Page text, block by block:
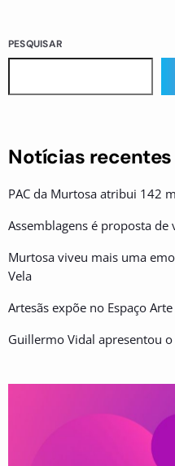
PESQUISAR
Notícias recentes
PAC da Murtosa atribui 142
Assemblagens é proposta de
Murtosa viveu mais uma
Vela
Artesãs expõe no Espaço
Guillermo Vidal apresentou